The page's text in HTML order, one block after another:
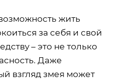
жить
за себя и свой
– это не только
Даже
взгляд змея может